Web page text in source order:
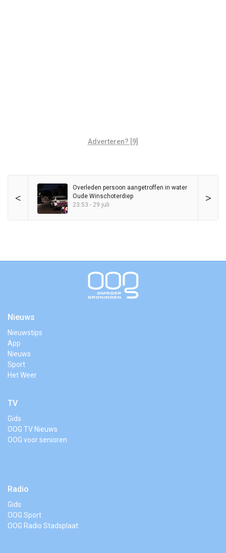
Adverteren? [9]
< >
Overleden persoon aangetroffen in water
Oude Winschoterdiep
23:53 - 29 juli
Nieuws
Nieuwstips
App
Nieuws
Sport
Het Weer
TV
Gids
OOG TV Nieuws
OOG voor senioren
Radio
Gids
OOG Sport
OOG Radio Stadsplaat